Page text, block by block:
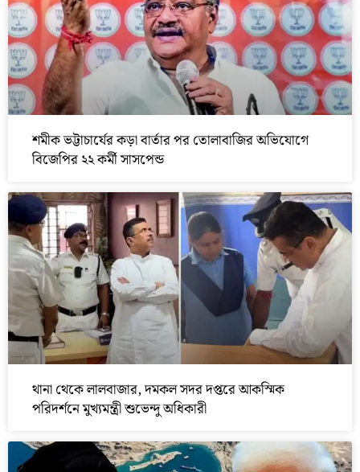
শমীক ভট্টাচার্যের কড়া বার্তার পর তোলাবাজির অভিযোগে
বিজেপির ২২ কর্মী সাসপেন্ড
থানা থেকে লালবাজার, দমকল সদর দপ্তরে আকস্মিক
পরিদর্শনে মুখ্যমন্ত্রী শুভেন্দু অধিকারী